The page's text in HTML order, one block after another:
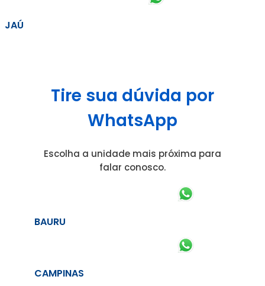
JAÚ
Tire sua dúvida por
WhatsApp
Escolha a unidade mais próxima para
falar conosco.
BAURU
CAMPINAS